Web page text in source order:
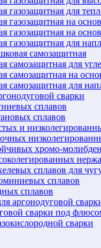
газозащитная для
газозащитная на
газозащитная на
газозащитная для
самозащитная
самозащитная для
самозащитная на
самозащитная для
сварки
сплавов
сплавов
и
хромо-
сплавов для
сплавов
сплавов
аргонодуговой
сварки под
сварки